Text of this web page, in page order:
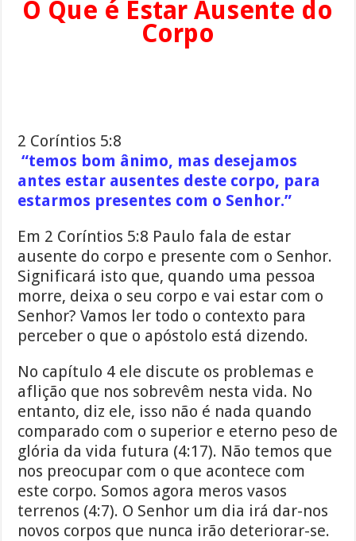
O Que é Estar Ausente do
Corpo
2 Coríntios 5:8
“temos bom ânimo, mas desejamos
antes estar ausentes deste corpo, para
estarmos presentes com o Senhor.”
Em 2 Coríntios 5:8 Paulo fala de estar
ausente do corpo e presente com o Senhor.
Significará isto que, quando uma pessoa
morre, deixa o seu corpo e vai estar com o
Senhor? Vamos ler todo o contexto para
perceber o que o apóstolo está dizendo.
No capítulo 4 ele discute os problemas e
aflição que nos sobrevêm nesta vida. No
entanto, diz ele, isso não é nada quando
comparado com o superior e eterno peso de
glória da vida futura (4:17). Não temos que
nos preocupar com o que acontece com
este corpo. Somos agora meros vasos
terrenos (4:7). O Senhor um dia irá dar-nos
novos corpos que nunca irão deteriorar-se.